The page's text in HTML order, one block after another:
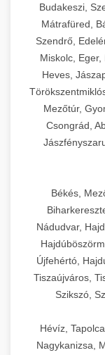
Budakeszi,
Mátrafüred,
Szendrő,
Miskolc, Eger,
Heves,
Mezőtúr,
Csongrád,
Békés,
Nádudvar,
Újfehértó,
Tiszaújváros,
Szikszó,
Hévíz,
Nagykanizsa,